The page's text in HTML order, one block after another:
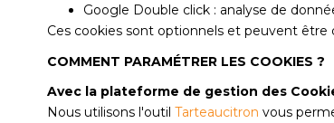
Google Double click : analyse de
Ces cookies sont optionnels et peuvent être
COMMENT PARAMÉTRER LES COOKIES ?
Avec la plateforme de gestion des
Nous utilisons l'outil Tarteaucitron vous